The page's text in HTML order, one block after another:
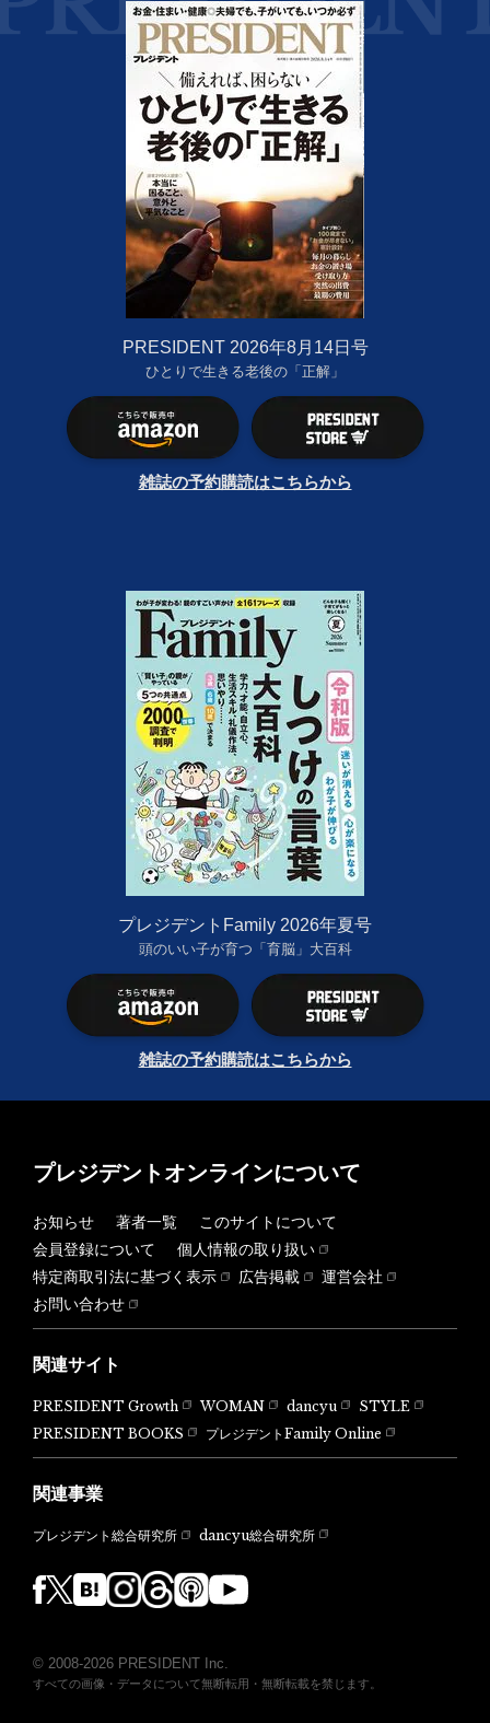
PRESIDENT 2026年8月14日号
ひとりで生きる老後の「正解」
雑誌の予約購読はこちらから
プレジデントFamily 2026年夏号
頭のいい子が育つ「育脳」大百科
雑誌の予約購読はこちらから
プレジデントオンラインについて
お知らせ 著者一覧
このサイトについて
会員登録について
個人情報の取り扱い
特定商取引法に基づく表示
広告掲載
運営会社
お問い合わせ
関連サイト
PRESIDENT Growth WOMAN dancyu
STYLE
PRESIDENT BOOKS
プレジデントFamily Online
関連事業
プレジデント総合研究所 dancyu総合研究所
© 2008-2026 PRESIDENT Inc.
すべての画像・データについて無断転用・無断転載を禁じます。